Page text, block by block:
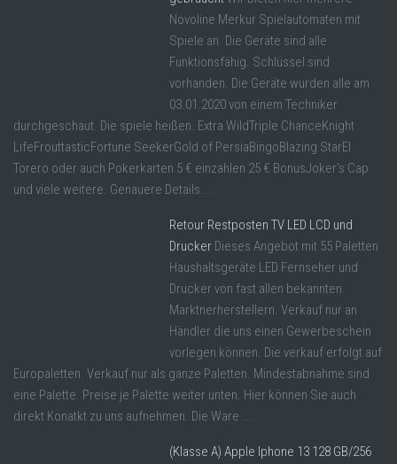
Novoline Merkur Spielautomaten mit
Spiele an. Die Geräte sind alle
Funktionsfähig. Schlüssel sind
vorhanden. Die Geräte wurden alle am
03.01.2020 von einem Techniker
durchgeschaut. Die spiele heißen. Extra WildTriple ChanceKnight
LifeFrouttasticFortune SeekerGold of PersiaBingoBlazing StarEl
Torero oder auch Pokerkarten 5 € einzahlen 25 € BonusJoker's Cap
und viele weitere. Genauere Details ...
Retour Restposten TV LED LCD und
Drucker Dieses Angebot mit 55 Paletten
Haushaltsgeräte LED Fernseher und
Drucker von fast allen bekannten
Marktnerherstellern. Verkauf nur an
Händler die uns einen Gewerbeschein
vorlegen können. Die verkauf erfolgt auf
Europaletten. Verkauf nur als ganze Paletten. Mindestabnahme sind
eine Palette. Preise je Palette weiter unten. Hier können Sie auch
direkt Konatkt zu uns aufnehmen. Die Ware ...
(Klasse A) Apple Iphone 13 128 GB/256